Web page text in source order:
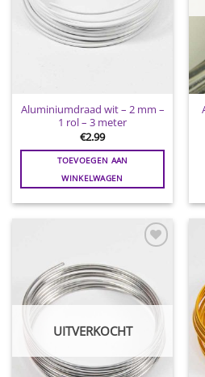
Aluminiumdraad wit – 2 mm –
1 rol – 3 meter
€2.99
TOEVOEGEN AAN
WINKELWAGEN
wenslijst
UITVERKOCHT